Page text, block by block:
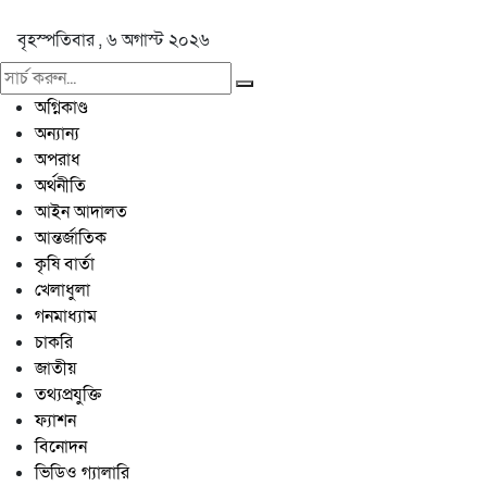
বৃহস্পতিবার , ৬ অগাস্ট ২০২৬
অগ্নিকাণ্ড
অন্যান্য
অপরাধ
অর্থনীতি
আইন আদালত
আন্তর্জাতিক
কৃষি বার্তা
খেলাধুলা
গনমাধ্যাম
চাকরি
জাতীয়
তথ্যপ্রযুক্তি
ফ্যাশন
বিনোদন
ভিডিও গ্যালারি